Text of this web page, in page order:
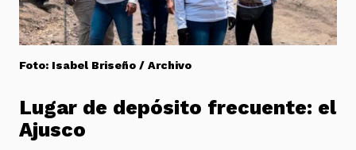
Foto: Isabel Briseño / Archivo
Lugar de depósito frecuente: el
Ajusco